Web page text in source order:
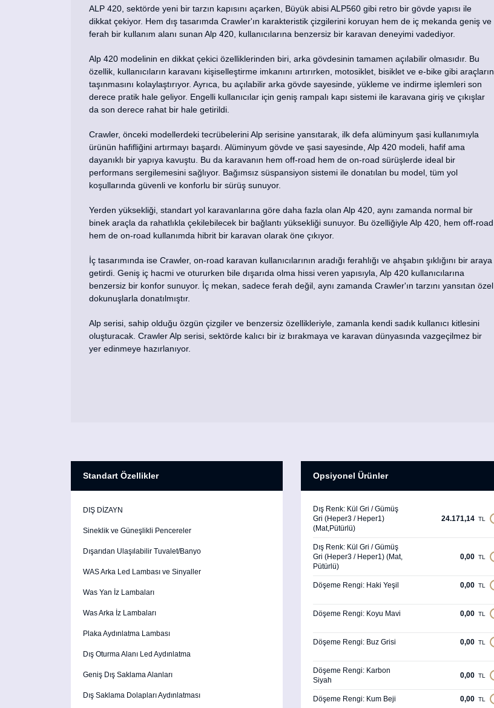
ALP 420, sektörde yeni bir tarzın kapısını açarken, Büyük abisi ALP560 gibi retro bir gövde yapısı ile
dikkat çekiyor. Hem dış tasarımda Crawler'ın karakteristik çizgilerini koruyan hem de iç mekanda geniş ve
ferah bir kullanım alanı sunan Alp 420, kullanıcılarına benzersiz bir karavan deneyimi vadediyor.
Alp 420 modelinin en dikkat çekici özelliklerinden biri, arka gövdesinin tamamen açılabilir olmasıdır. Bu
özellik, kullanıcıların karavanı kişiselleştirme imkanını artırırken, motosiklet, bisiklet ve e-bike gibi araçların
taşınmasını kolaylaştırıyor. Ayrıca, bu açılabilir arka gövde sayesinde, yükleme ve indirme işlemleri son
derece pratik hale geliyor. Engelli kullanıcılar için geniş rampalı kapı sistemi ile karavana giriş ve çıkışlar
da son derece rahat bir hale getirildi.
Crawler, önceki modellerdeki tecrübelerini Alp serisine yansıtarak, ilk defa alüminyum şasi kullanımıyla
ürünün hafifliğini artırmayı başardı. Alüminyum gövde ve şasi sayesinde, Alp 420 modeli, hafif ama
dayanıklı bir yapıya kavuştu. Bu da karavanın hem off-road hem de on-road sürüşlerde ideal bir
performans sergilemesini sağlıyor. Bağımsız süspansiyon sistemi ile donatılan bu model, tüm yol
koşullarında güvenli ve konforlu bir sürüş sunuyor.
Yerden yüksekliği, standart yol karavanlarına göre daha fazla olan Alp 420, aynı zamanda normal bir
binek araçla da rahatlıkla çekilebilecek bir bağlantı yüksekliği sunuyor. Bu özelliğiyle Alp 420, hem off-road
hem de on-road kullanımda hibrit bir karavan olarak öne çıkıyor.
İç tasarımında ise Crawler, on-road karavan kullanıcılarının aradığı ferahlığı ve ahşabın şıklığını bir araya
getirdi. Geniş iç hacmi ve otururken bile dışarıda olma hissi veren yapısıyla, Alp 420 kullanıcılarına
benzersiz bir konfor sunuyor. İç mekan, sadece ferah değil, aynı zamanda Crawler'ın tarzını yansıtan özel
dokunuşlarla donatılmıştır.
Alp serisi, sahip olduğu özgün çizgiler ve benzersiz özellikleriyle, zamanla kendi sadık kullanıcı kitlesini
oluşturacak. Crawler Alp serisi, sektörde kalıcı bir iz bırakmaya ve karavan dünyasında vazgeçilmez bir
yer edinmeye hazırlanıyor.
Standart Özellikler
DIŞ DİZAYN
Sineklik ve Güneşlikli Pencereler
Dışarıdan Ulaşılabilir Tuvalet/Banyo
WAS Arka Led Lambası ve Sinyaller
Was Yan İz Lambaları
Was Arka İz Lambaları
Plaka Aydınlatma Lambası
Dış Oturma Alanı Led Aydınlatma
Geniş Dış Saklama Alanları
Dış Saklama Dolapları Aydınlatması
Opsiyonel Ürünler
Dış Renk: Kül Gri / Gümüş
Gri (Heper3 / Heper1)
(Mat,Pütürlü)
24.171,14 TL
Dış Renk: Kül Gri / Gümüş
Gri (Heper3 / Heper1) (Mat,
Pütürlü)
0,00 TL
Döşeme Rengi: Haki Yeşil 0,00 TL
Döşeme Rengi: Koyu Mavi 0,00 TL
Döşeme Rengi: Buz Grisi 0,00 TL
Döşeme Rengi: Karbon
Siyah
0,00 TL
Döşeme Rengi: Kum Beji 0,00 TL